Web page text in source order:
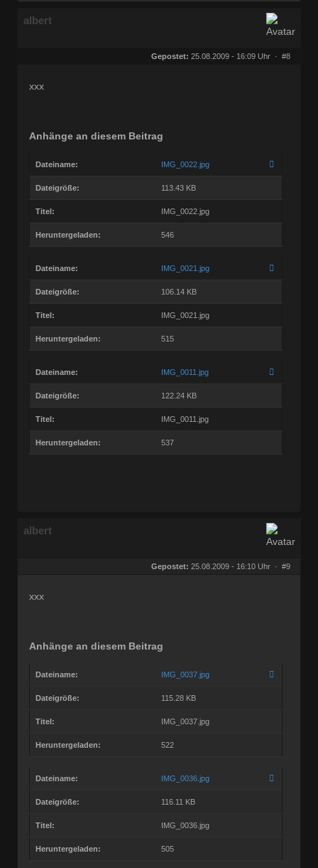
albert
Gepostet: 25.08.2009 - 16:09 Uhr · #8
xxx
Anhänge an diesem Beitrag
Dateiname: IMG_0022.jpg
Dateigröße: 113.43 KB
Titel: IMG_0022.jpg
Heruntergeladen: 546
Dateiname: IMG_0021.jpg
Dateigröße: 106.14 KB
Titel: IMG_0021.jpg
Heruntergeladen: 515
Dateiname: IMG_0011.jpg
Dateigröße: 122.24 KB
Titel: IMG_0011.jpg
Heruntergeladen: 537
albert
Gepostet: 25.08.2009 - 16:10 Uhr · #9
xxx
Anhänge an diesem Beitrag
Dateiname: IMG_0037.jpg
Dateigröße: 115.28 KB
Titel: IMG_0037.jpg
Heruntergeladen: 522
Dateiname: IMG_0036.jpg
Dateigröße: 116.11 KB
Titel: IMG_0036.jpg
Heruntergeladen: 505